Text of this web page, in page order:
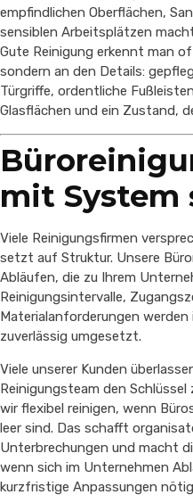
empfindlichen Oberflächen,
sensiblen Arbeitsplätzen
Gute Reinigung erkennt man
sondern an den Details:
Türgriffe, ordentliche
Glasflächen und ein Zustand,
mit
Viele Reinigungsfirmen
setzt auf Struktur. Unsere
Abläufen, die zu Ihrem
Reinigungsintervalle,
Materialanforderungen
zuverlässig umgesetzt.
Viele unserer Kunden
Reinigungsteam den Schlüssel
wir flexibel reinigen, wenn
leer sind. Das schafft
Unterbrechungen und macht
wenn sich im Unternehmen
kurzfristige Anpassungen